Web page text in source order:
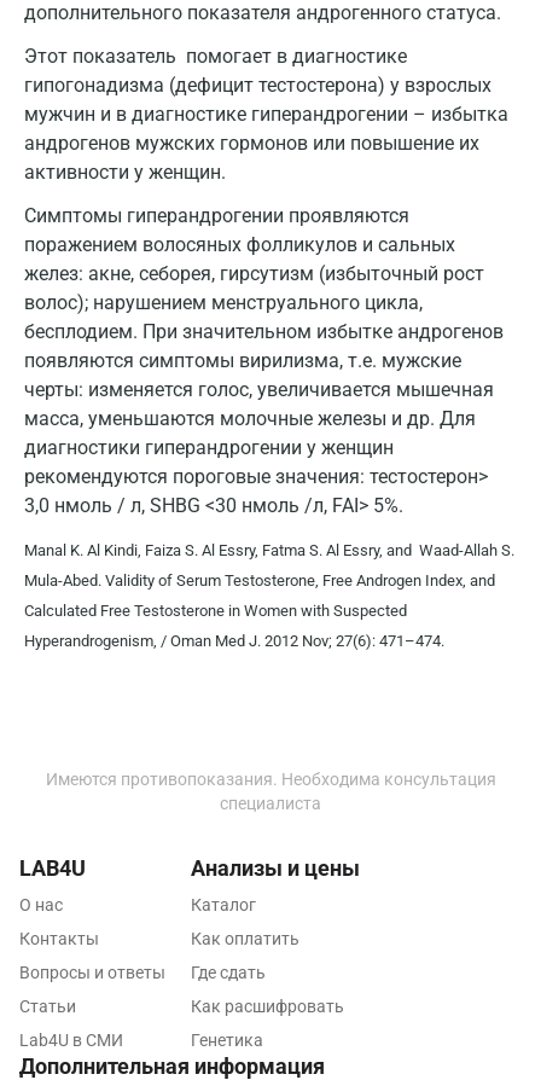
дополнительного показателя андрогенного статуса.
Этот показатель помогает в диагностике
гипогонадизма (дефицит тестостерона) у взрослых
мужчин и в диагностике гиперандрогении – избытка
андрогенов мужских гормонов или повышение их
активности у женщин.
Симптомы гиперандрогении проявляются
поражением волосяных фолликулов и сальных
желез: акне, себорея, гирсутизм (избыточный рост
волос); нарушением менструального цикла,
бесплодием. При значительном избытке андрогенов
появляются симптомы вирилизма, т.е. мужские
черты: изменяется голос, увеличивается мышечная
масса, уменьшаются молочные железы и др. Для
диагностики гиперандрогении у женщин
рекомендуются пороговые значения: тестостерон>
3,0 нмоль / л, SHBG <30 нмоль /л, FAI> 5%.
Manal K. Al Kindi, Faiza S. Al Essry, Fatma S. Al Essry, and Waad-Allah S.
Mula-Abed. Validity of Serum Testosterone, Free Androgen Index, and
Calculated Free Testosterone in Women with Suspected
Hyperandrogenism, / Oman Med J. 2012 Nov; 27(6): 471–474.
Альметьевск
Апрелевка
Армавир
Астрахань
Балашиха
Барнаул
Брянск
Великий Новгород
Видное
Владимир
Волгоград
Волжский
Вологда
Гатчина
Голубое
Дзержинск
Дзержинский
Долгопрудный
Имеются противопоказания. Необходима консультация
специалиста
LAB4U
О нас
Контакты
Вопросы и ответы
Статьи
Lab4U в СМИ
Анализы и цены
Каталог
Как оплатить
Где сдать
Как расшифровать
Генетика
Дополнительная информация